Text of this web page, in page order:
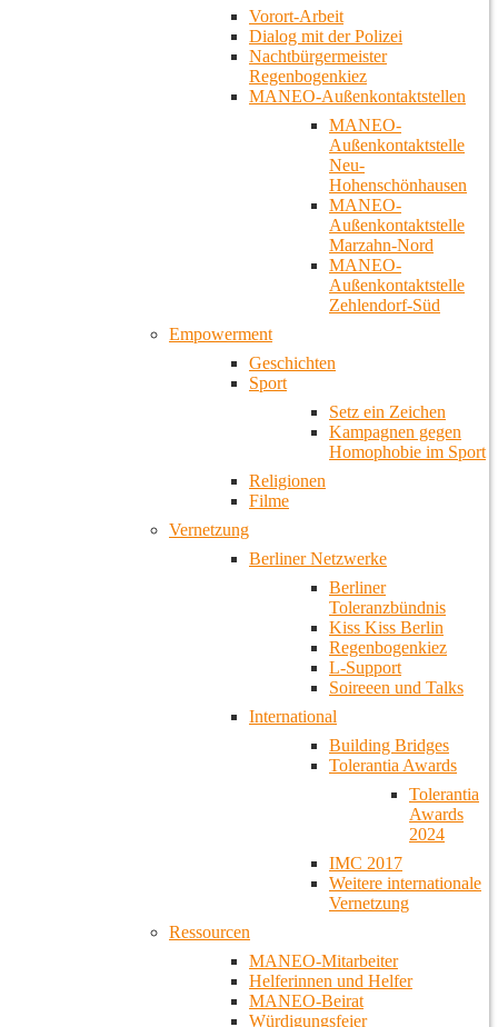
Vorort-Arbeit
Dialog mit der Polizei
Nachtbürgermeister
Regenbogenkiez
MANEO-Außenkontaktstellen
MANEO-
Außenkontaktstelle
Neu-
Hohenschönhausen
MANEO-
Außenkontaktstelle
Marzahn-Nord
MANEO-
Außenkontaktstelle
Zehlendorf-Süd
Empowerment
Geschichten
Sport
Setz ein Zeichen
Kampagnen gegen
Homophobie im Sport
Religionen
Filme
Vernetzung
Berliner Netzwerke
Berliner
Toleranzbündnis
Kiss Kiss Berlin
Regenbogenkiez
L-Support
Soireeen und Talks
International
Building Bridges
Tolerantia Awards
Tolerantia
Awards
2024
IMC 2017
Weitere internationale
Vernetzung
Ressourcen
MANEO-Mitarbeiter
Helferinnen und Helfer
MANEO-Beirat
Würdigungsfeier